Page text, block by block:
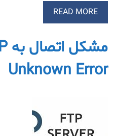
READ MORE
Unknown Error